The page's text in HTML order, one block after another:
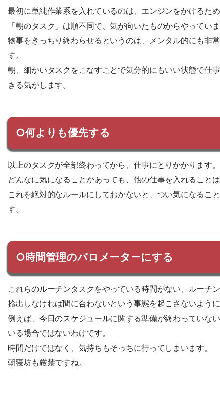
最初に単純作業系を入れているのは、エンジンをかけるた
「朝のタスク」は順不同で、気が向いたものからやってい
物事をきっちり終わらせるというのは、メンタル的にも非
す。
朝、細かいタスクをこなすことで気分的にもいい状態で仕
きる気がします。
○何よりも優先する
以上のタスクが全部終わってから、仕事にとりかかります。
どんなに気になることがあっても、他の仕事を入れること
これを絶対的なルールにしておかないと、つい気になるこ
す。
○時間管理のバロメーターにする
これらのルーチンタスクをやっている時間がない、ルーチ
捻出しなければ間に合わないという事態を起こさないよう
例えば、今日のスケジュールに関する準備が終わっていな
いる場合ではないわけです。
時間だけではなく、気持ちもそっちに行ってしまいます。
朝寝坊も厳禁ですね。